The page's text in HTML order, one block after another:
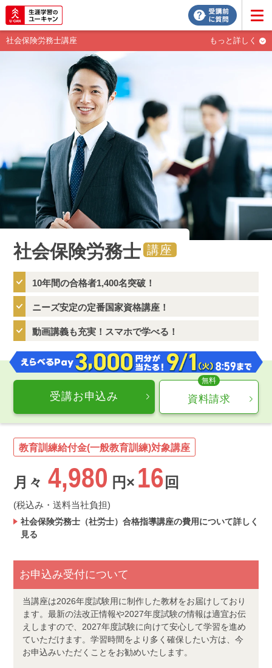
社会保険労務士講座 もっと詳しく
社会保険労務士 講座
10年間の合格者1,400名突破！
ニーズ安定の定番国家資格講座！
動画講義も充実！スマホで学べる！
受講お申込み 資料請求
教育訓練給付金(一般教育訓練)対象講座
月々 4,980 円× 16 回
(税込み・送料当社負担)
社会保険労務士（社労士）合格指導講座の費用について詳しく
見る
お申込み受付について
当講座は2026年度試験用に制作した教材をお届けしており
ます。最新の法改正情報や2027年度試験の情報は適宜お伝
えしますので、2027年度試験に向けて安心して学習を進め
ていただけます。学習時間をより多く確保したい方は、今
お申込みいただくことをお勧めいたします。